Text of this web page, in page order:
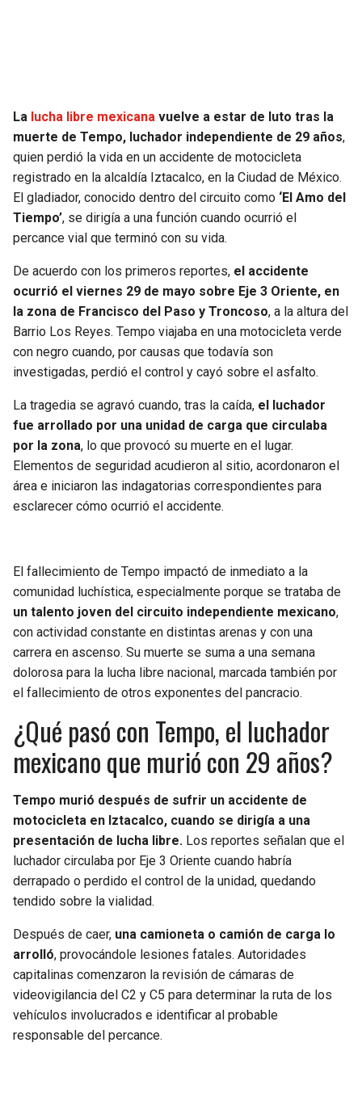
LIONS
PACKERS
VIKINGS
PANTHERS
SAINTS
BUCCANEERS
NUGGETS
TIMBERWOLVES
THUNDER
TRAIL BLAZERS
JAZZ
La lucha libre mexicana vuelve a estar de luto tras la
muerte de Tempo, luchador independiente de 29 años,
quien perdió la vida en un accidente de motocicleta
registrado en la alcaldía Iztacalco, en la Ciudad de México.
El gladiador, conocido dentro del circuito como ‘El Amo del
Tiempo’, se dirigía a una función cuando ocurrió el
percance vial que terminó con su vida.
De acuerdo con los primeros reportes, el accidente
ocurrió el viernes 29 de mayo sobre Eje 3 Oriente, en
la zona de Francisco del Paso y Troncoso, a la altura del
Barrio Los Reyes. Tempo viajaba en una motocicleta verde
con negro cuando, por causas que todavía son
investigadas, perdió el control y cayó sobre el asfalto.
La tragedia se agravó cuando, tras la caída, el luchador
fue arrollado por una unidad de carga que circulaba
por la zona, lo que provocó su muerte en el lugar.
Elementos de seguridad acudieron al sitio, acordonaron el
área e iniciaron las indagatorias correspondientes para
esclarecer cómo ocurrió el accidente.
El fallecimiento de Tempo impactó de inmediato a la
comunidad luchística, especialmente porque se trataba de
un talento joven del circuito independiente mexicano,
con actividad constante en distintas arenas y con una
carrera en ascenso. Su muerte se suma a una semana
dolorosa para la lucha libre nacional, marcada también por
el fallecimiento de otros exponentes del pancracio.
¿Qué pasó con Tempo, el luchador
mexicano que murió con 29 años?
Tempo murió después de sufrir un accidente de
motocicleta en Iztacalco, cuando se dirigía a una
presentación de lucha libre. Los reportes señalan que el
luchador circulaba por Eje 3 Oriente cuando habría
derrapado o perdido el control de la unidad, quedando
tendido sobre la vialidad.
Después de caer, una camioneta o camión de carga lo
arrolló, provocándole lesiones fatales. Autoridades
capitalinas comenzaron la revisión de cámaras de
videovigilancia del C2 y C5 para determinar la ruta de los
vehículos involucrados e identificar al probable
responsable del percance.